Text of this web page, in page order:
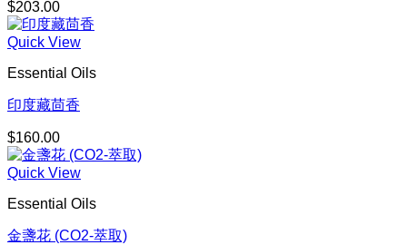
$203.00
Quick View
Essential Oils
印度藏茴香
$160.00
Quick View
Essential Oils
金盞花 (CO2-萃取)